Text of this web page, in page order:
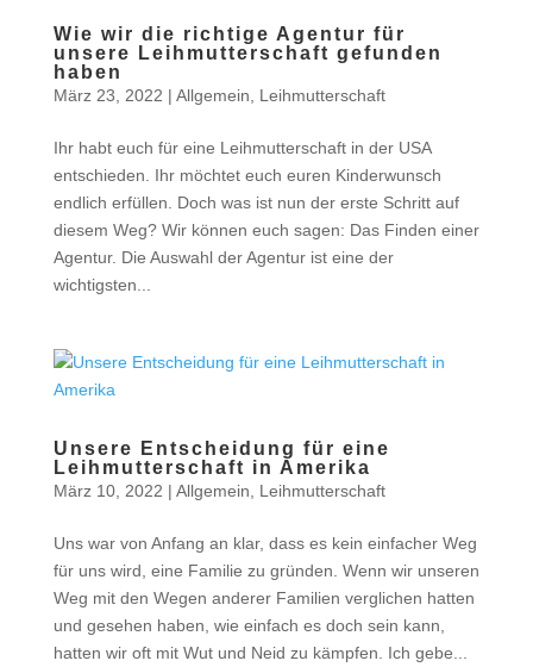
Wie wir die richtige Agentur für
unsere Leihmutterschaft gefunden
haben
März 23, 2022 | Allgemein Leihmutterschaft
Ihr habt euch für eine Leihmutterschaft in der USA
entschieden. Ihr möchtet euch euren Kinderwunsch
endlich erfüllen. Doch was ist nun der erste Schritt auf
diesem Weg? Wir können euch sagen: Das Finden einer
Agentur. Die Auswahl der Agentur ist eine der
wichtigsten...
Unsere Entscheidung für eine
Leihmutterschaft in Amerika
März 10, 2022 | Allgemein Leihmutterschaft
Uns war von Anfang an klar, dass es kein einfacher Weg
für uns wird, eine Familie zu gründen. Wenn wir unseren
Weg mit den Wegen anderer Familien verglichen hatten
und gesehen haben, wie einfach es doch sein kann,
hatten wir oft mit Wut und Neid zu kämpfen. Ich gebe...